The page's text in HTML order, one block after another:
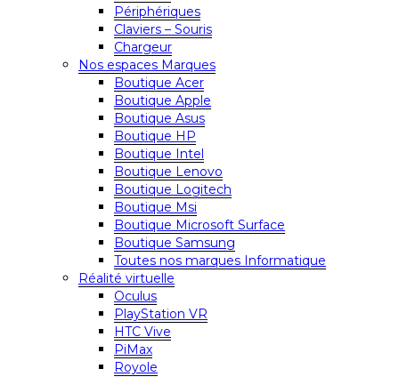
Périphériques
Claviers – Souris
Chargeur
Nos espaces Marques
Boutique Acer
Boutique Apple
Boutique Asus
Boutique HP
Boutique Intel
Boutique Lenovo
Boutique Logitech
Boutique Msi
Boutique Microsoft Surface
Boutique Samsung
Toutes nos marques Informatique
Réalité virtuelle
Oculus
PlayStation VR
HTC Vive
PiMax
Royole